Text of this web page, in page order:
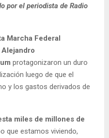
por el periodista de Radio
Marcha Federal
Alejandro
protagonizaron un duro
luego de que el
y los gastos derivados de
miles de millones de
que estamos viviendo,